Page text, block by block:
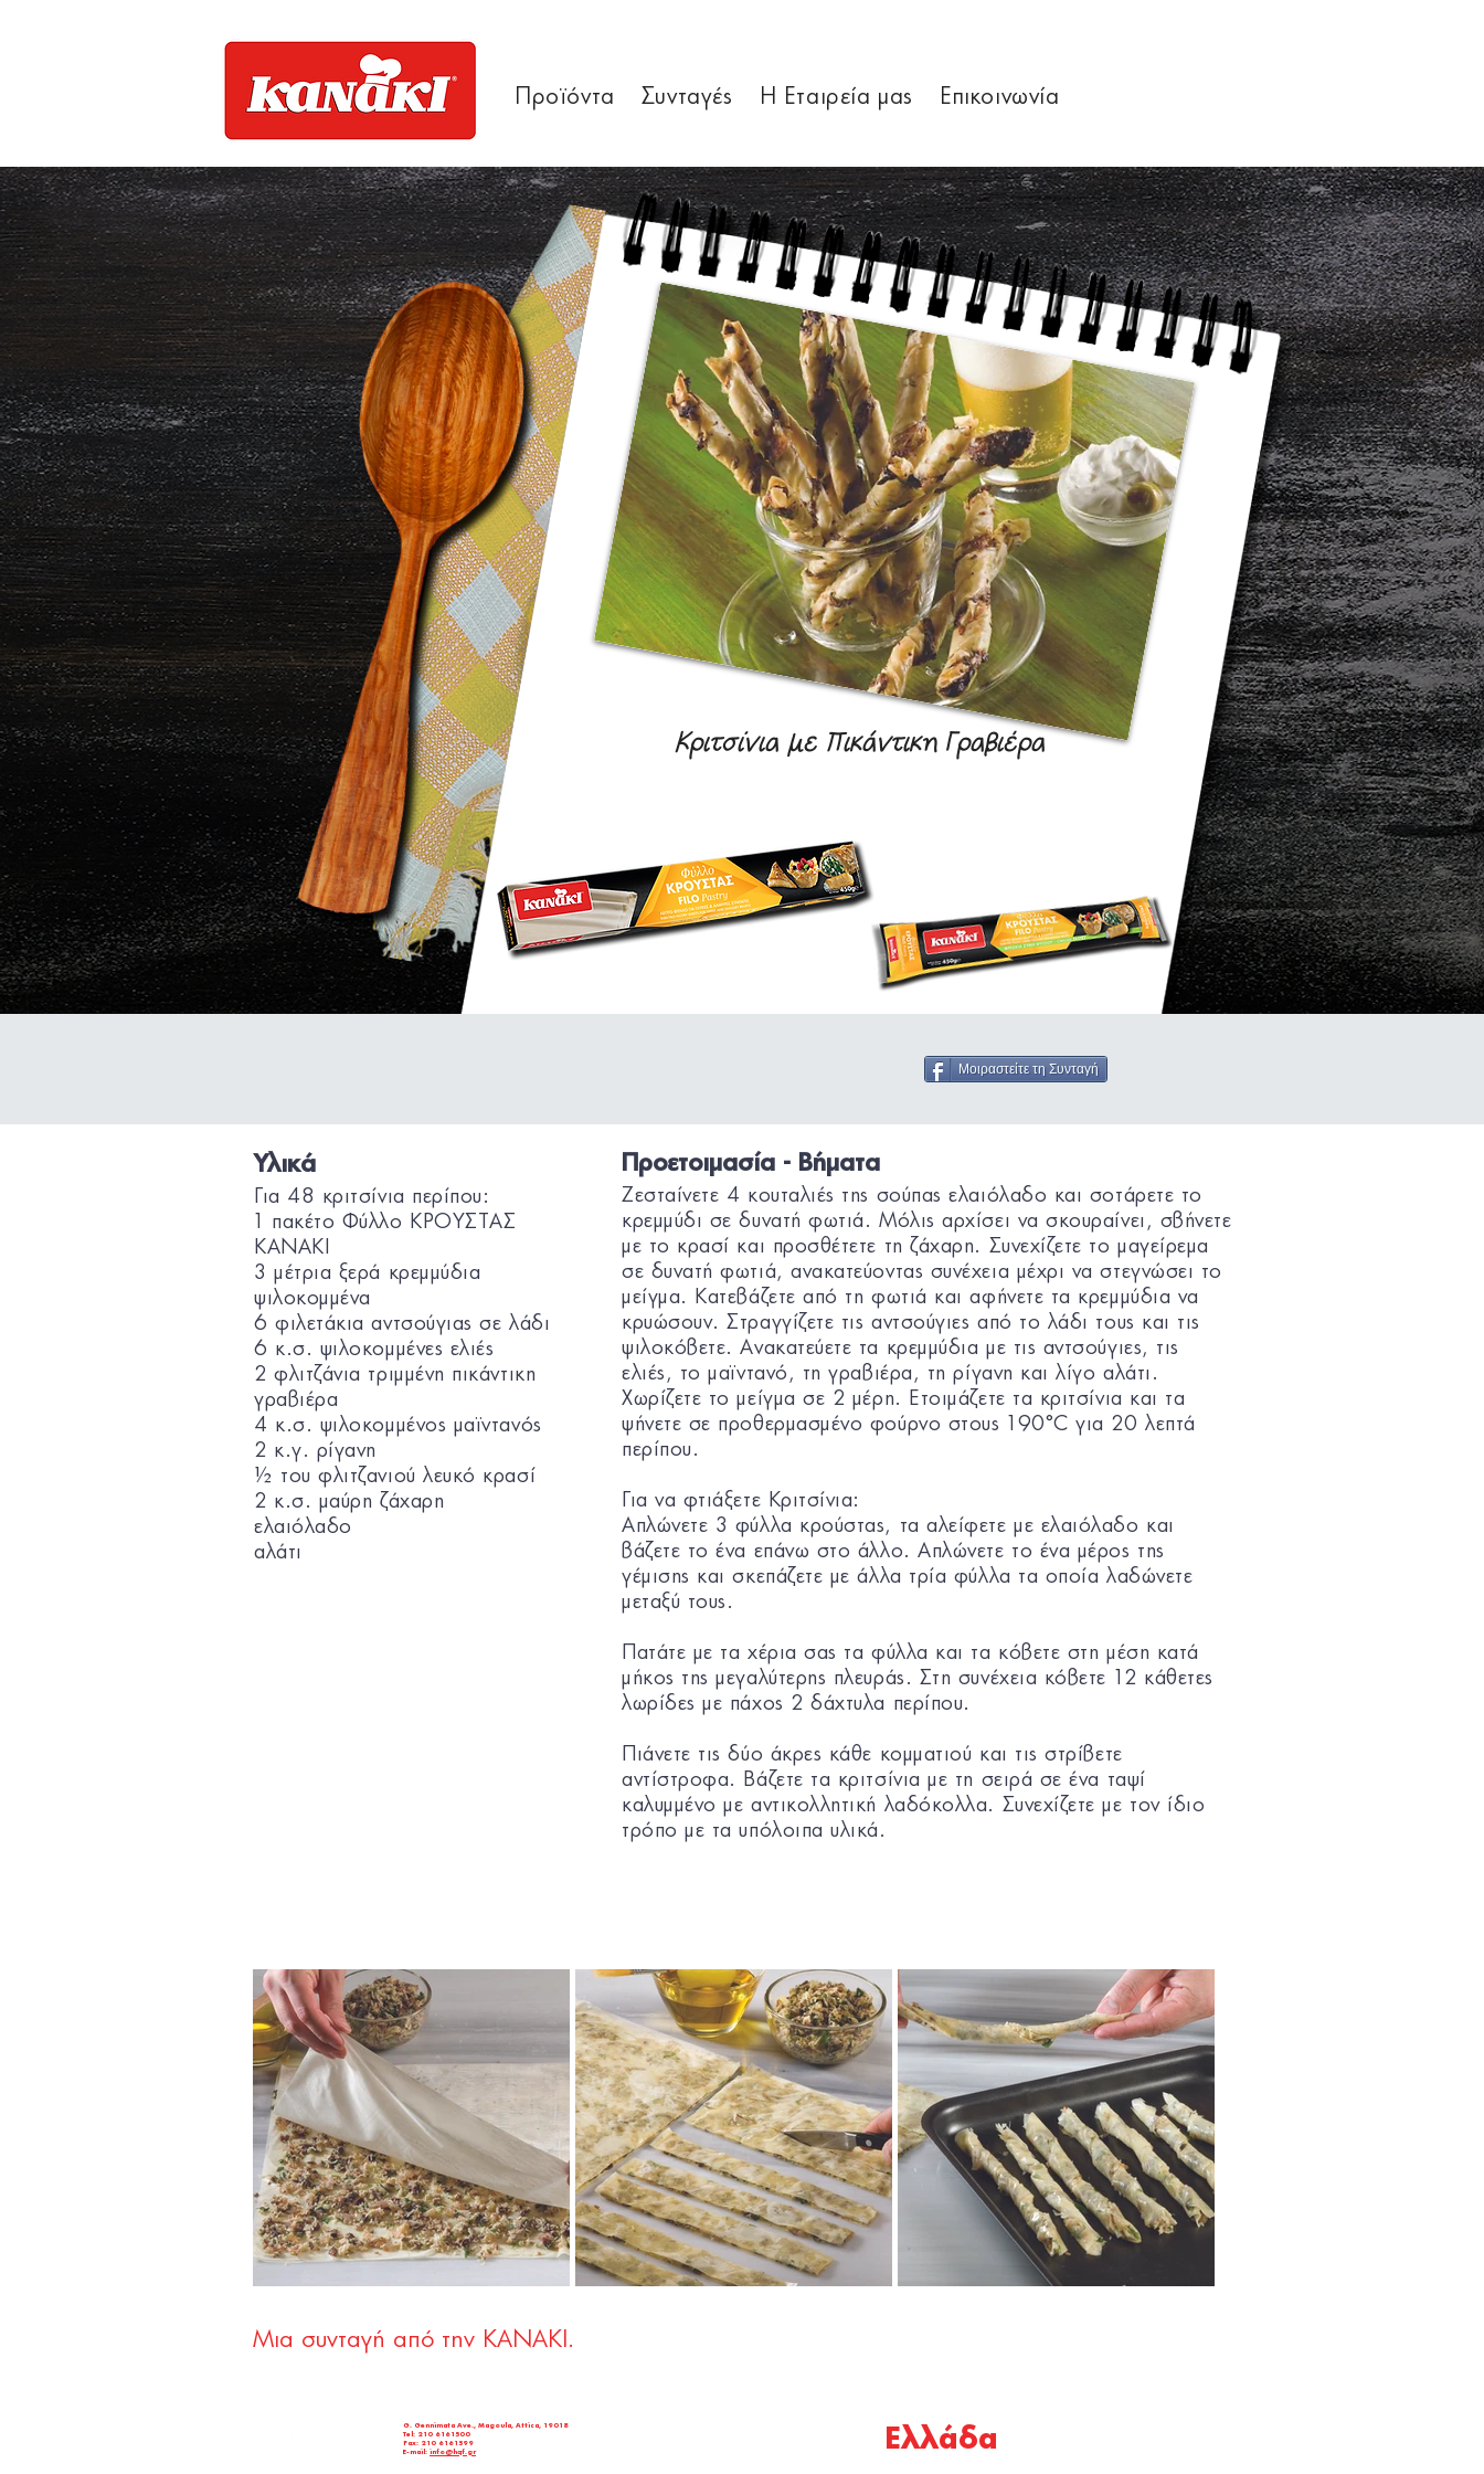
Προϊόντα Συνταγές Η Εταιρεία μας Επικοινωνία
Κριτσίνια με Πικάντικη Γραβιέρα
Μοιραστείτε τη Συνταγή
Υλικά
Για 48 κριτσίνια περίπου:
1 πακέτο Φύλλο ΚΡΟΥΣΤΑΣ
KANAKI
3 μέτρια ξερά κρεμμύδια
ψιλοκομμένα
6 φιλετάκια αντσούγιας σε λάδι
6 κ.σ. ψιλοκομμένες ελιές
2 φλιτζάνια τριμμένη πικάντικη
γραβιέρα
4 κ.σ. ψιλοκομμένος μαϊντανός
2 κ.γ. ρίγανη
½ του φλιτζανιού λευκό κρασί
2 κ.σ. μαύρη ζάχαρη
ελαιόλαδο
αλάτι
Προετοιμασία - Βήματα
Ζεσταίνετε 4 κουταλιές της σούπας ελαιόλαδο και σοτάρετε το
κρεμμύδι σε δυνατή φωτιά. Μόλις αρχίσει να σκουραίνει, σβήνετε
με το κρασί και προσθέτετε τη ζάχαρη. Συνεχίζετε το μαγείρεμα
σε δυνατή φωτιά, ανακατεύοντας συνέχεια μέχρι να στεγνώσει το
μείγμα. Κατεβάζετε από τη φωτιά και αφήνετε τα κρεμμύδια να
κρυώσουν. Στραγγίζετε τις αντσούγιες από το λάδι τους και τις
ψιλοκόβετε. Ανακατεύετε τα κρεμμύδια με τις αντσούγιες, τις
ελιές, το μαϊντανό, τη γραβιέρα, τη ρίγανη και λίγο αλάτι.
Χωρίζετε το μείγμα σε 2 μέρη. Ετοιμάζετε τα κριτσίνια και τα
ψήνετε σε προθερμασμένο φούρνο στους 190°C για 20 λεπτά
περίπου.
Για να φτιάξετε Κριτσίνια:
Απλώνετε 3 φύλλα κρούστας, τα αλείφετε με ελαιόλαδο και
βάζετε το ένα επάνω στο άλλο. Απλώνετε το ένα μέρος της
γέμισης και σκεπάζετε με άλλα τρία φύλλα τα οποία λαδώνετε
μεταξύ τους.
Πατάτε με τα χέρια σας τα φύλλα και τα κόβετε στη μέση κατά
μήκος της μεγαλύτερης πλευράς. Στη συνέχεια κόβετε 12 κάθετες
λωρίδες με πάχος 2 δάχτυλα περίπου.
Πιάνετε τις δύο άκρες κάθε κομματιού και τις στρίβετε
αντίστροφα. Βάζετε τα κριτσίνια με τη σειρά σε ένα ταψί
καλυμμένο με αντικολλητική λαδόκολλα. Συνεχίζετε με τον ίδιο
τρόπο με τα υπόλοιπα υλικά.
Μια συνταγή από την KANAKI.
G. Gennimata Ave., Magoula, Attica, 19018
Tel: 210 6161500
Fax: 210 6161599
E-mail: info@hqf.gr Ελλάδα